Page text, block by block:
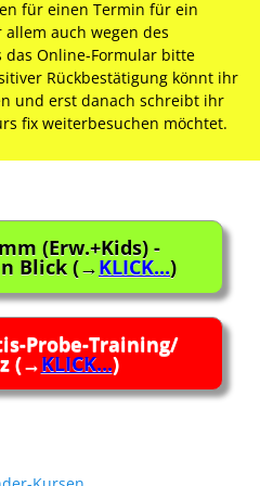
zu begeistern (“Ich
es Spaß macht”).
Selbstbewusstsein und
stärken (“Ich kann etwas
bin jemand Besonderes”).
für den Alltag einzuüben.
Prinzip des
Training weitermacht
für einen Termin für ein
allem auch wegen des
das Online-Formular bitte
Rückbestätigung könnt ihr
und erst danach schreibt ihr
fix weiterbesuchen möchtet.
(Erw.+Kids) -
Blick (→KLICK...)
Probe-Training/
(→KLICK...)